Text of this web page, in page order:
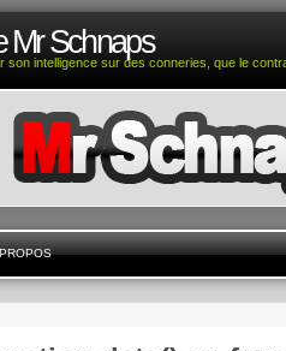
Mr Schnaps
son intelligence sur des conneries, que le